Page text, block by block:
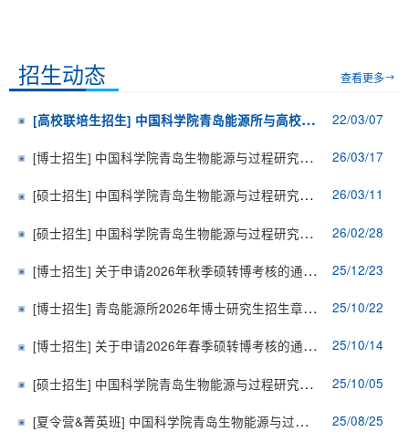
招生动态 查看更多
[高校联培生招生] 中国科学院青岛能源所与高校联合培养硕士研究生项目介绍 22/03/07
[博士招生] 中国科学院青岛生物能源与过程研究所2026年招收攻读博士学位研究生复试规程及考核日程 26/03/17
[硕士招生] 中国科学院青岛生物能源与过程研究所2026年招收攻读硕士学位研究生复试通知及工作规程 26/03/11
[硕士招生] 中国科学院青岛生物能源与过程研究所2026年硕士入学考试初试成绩查询及成绩复查公告 26/02/28
[博士招生] 关于申请2026年秋季硕转博考核的通知 （仅限2024级在学硕士生） 25/12/23
[博士招生] 青岛能源所2026年博士研究生招生章程及招生目录 25/10/22
[博士招生] 关于申请2026年春季硕转博考核的通知 （仅限2023年秋季入学硕士生） 25/10/14
[硕士招生] 中国科学院青岛生物能源与过程研究所2026年招收攻读硕士学位研究生（统考）简章及专业目录 25/10/05
[夏令营&菁英班] 中国科学院青岛生物能源与过程研究所接收2026年推荐免试研究生招生简章 25/08/25